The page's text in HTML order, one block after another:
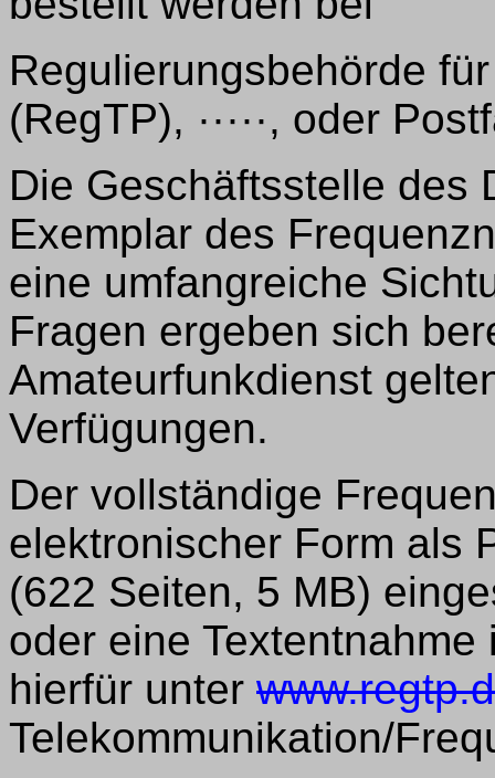
Regulierungsbehörde
(RegTP), ·····, oder
Die Geschäftsstelle des
Exemplar des
eine umfangreiche
Fragen ergeben sich
Amateurfunkdienst
Verfügungen.
Der vollständige
elektronischer Form als
(622 Seiten, 5 MB)
oder eine
hierfür unter
Telekommunikation/